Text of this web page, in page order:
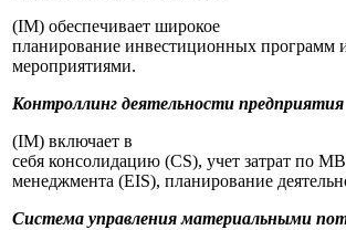
(IM) обеспечивает широкое
планирование инвестиционных
мероприятиями.
Контроллинг деятельности предприятия
(IM) включает в
себя консолидацию (CS), учет затрат по
менеджмента (EIS), планирование
Система управления материальными